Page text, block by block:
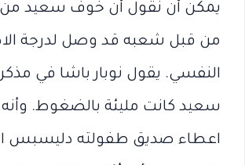
يمكن أن نقول أن خوف سعيد من
من قبل شعبه قد وصل لدرجة
النفسي. يقول نوبار باشا في
سعيد كانت مليئة بالضغوط.
اعطاء صديق طفولته دليسبس